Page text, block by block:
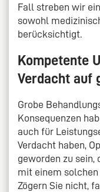
Fall streben wir
sowohl
berücksichtigt.
Kompetente
Verdacht auf
Grobe
Konsequenzen
auch für
Verdacht haben,
geworden zu sein,
mit einem
Zögern Sie nicht,